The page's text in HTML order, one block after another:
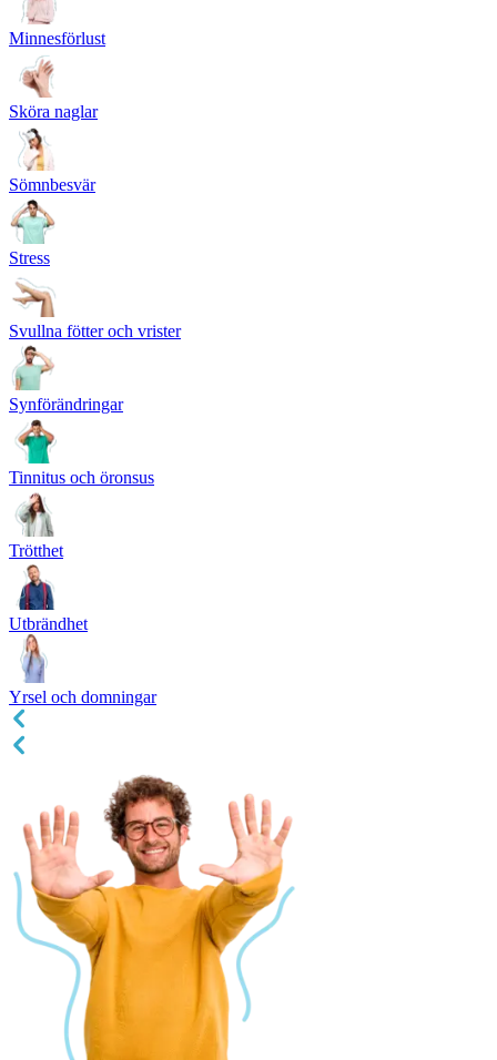
Minnesförlust
Sköra naglar
Sömnbesvär
Stress
Svullna fötter och vrister
Synförändringar
Tinnitus och öronsus
Trötthet
Utbrändhet
Yrsel och domningar